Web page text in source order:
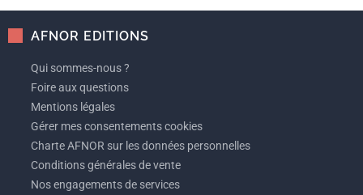
AFNOR EDITIONS
Qui sommes-nous ?
Foire aux questions
Mentions légales
Gérer mes consentements cookies
Charte AFNOR sur les données personnelles
Conditions générales de vente
Nos engagements de services